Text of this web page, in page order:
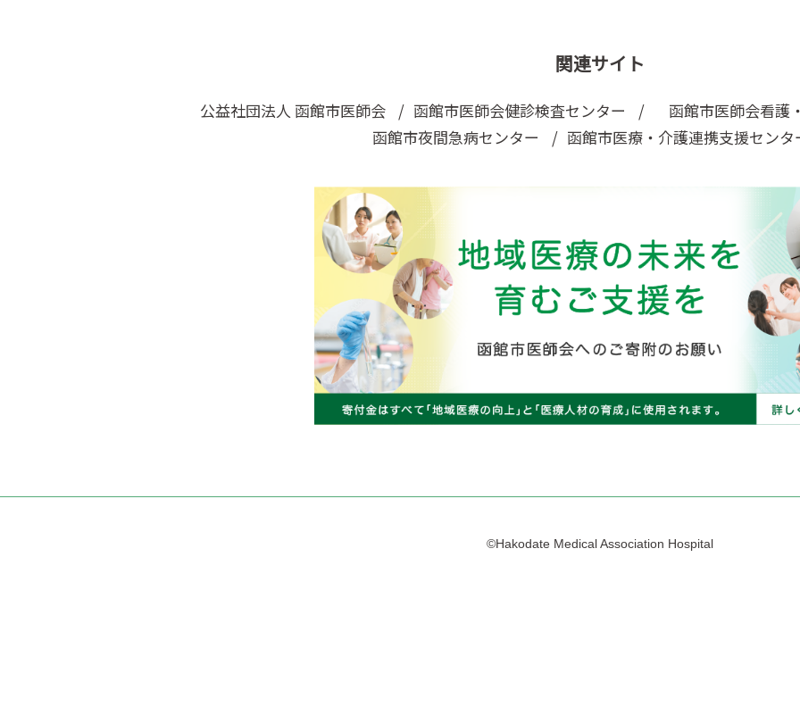
関連サイト
公益社団法人 函館市医師会 函館市医師会健診検査センター
函館市医師会看護
函館市夜間急病センター
函館市医療・介護連携支援センタ
©Hakodate Medical Association Hospital